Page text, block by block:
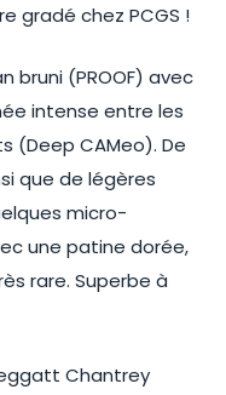
gradé chez PCGS !
bruni (PROOF) avec
intense entre les
(Deep CAMeo). De
que de légères
micro-
une patine dorée,
rare. Superbe à
Chantrey